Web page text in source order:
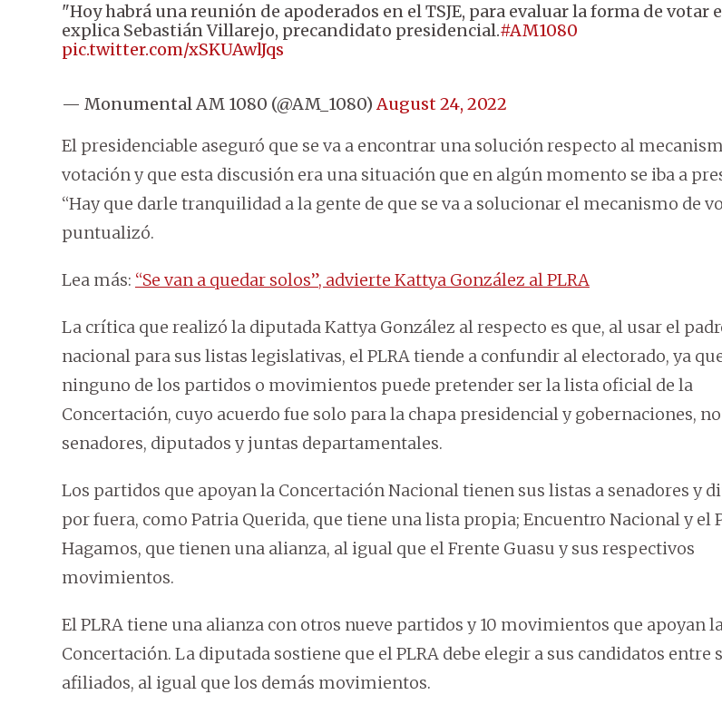
"Hoy habrá una reunión de apoderados en el TSJE, para evaluar la forma de votar
explica Sebastián Villarejo, precandidato presidencial.#AM1080
pic.twitter.com/xSKUAwlJqs
— Monumental AM 1080 (@AM_1080)August 24, 2022
El presidenciable aseguró que se va a encontrar una solución respecto al
votación y que esta discusión era una situación que en algún momento se iba a
“Hay que darle tranquilidad a la gente de que se va a solucionar el mecanismo de
puntualizó.
Lea más: “Se van a quedar solos”, advierte Kattya González al PLRA
La crítica que realizó la diputada Kattya González al respecto es que, al usar el
nacional para sus listas legislativas, el PLRA tiende a confundir al electorado, ya
ninguno de los partidos o movimientos puede pretender ser la lista oficial de la
Concertación, cuyo acuerdo fue solo para la chapa presidencial y gobernaciones,
senadores, diputados y juntas departamentales.
Los partidos que apoyan la Concertación Nacional tienen sus listas a senadores y
por fuera, como Patria Querida, que tiene una lista propia; Encuentro Nacional y el
Hagamos, que tienen una alianza, al igual que el Frente Guasu y sus respectivos
movimientos.
El PLRA tiene una alianza con otros nueve partidos y 10 movimientos que apoyan
Concertación. La diputada sostiene que el PLRA debe elegir a sus candidatos entre
afiliados, al igual que los demás movimientos.